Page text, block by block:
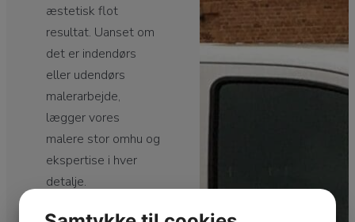
æstetisk flot
resultat. Uanset om
det er indendørs
eller udendørs
malerarbejde,
lægger vores
malere stor omhu og
ekspertise i hver
detalje.